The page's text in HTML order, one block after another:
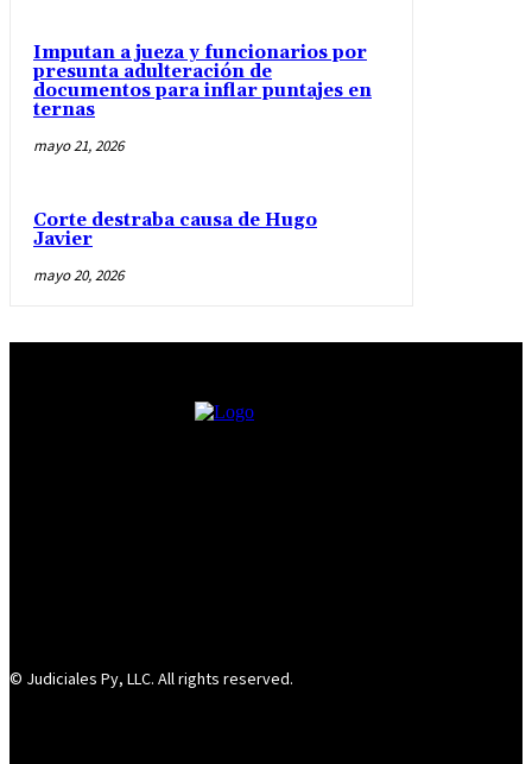
Imputan a jueza y funcionarios por
presunta adulteración de
documentos para inflar puntajes en
ternas
mayo 21, 2026
Corte destraba causa de Hugo
Javier
mayo 20, 2026
© Judiciales Py, LLC. All rights reserved.